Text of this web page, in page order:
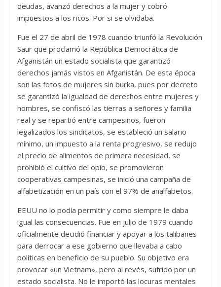
deudas, avanzó derechos a la mujer y cobró
impuestos a los ricos. Por si se olvidaba.
Fue el 27 de abril de 1978 cuando triunfó la Revolución
Saur que proclamó la República Democrática de
Afganistán un estado socialista que garantizó
derechos jamás vistos en Afganistán. De esta época
son las fotos de mujeres sin burka, pues por decreto
se garantizó la igualdad de derechos entre mujeres y
hombres, se confiscó las tierras a señores y familia
real y se repartió entre campesinos, fueron
legalizados los sindicatos, se estableció un salario
mínimo, un impuesto a la renta progresivo, se redujo
el precio de alimentos de primera necesidad, se
prohibió el cultivo del opio, se promovieron
cooperativas campesinas, se inició una campaña de
alfabetización en un país con el 97% de analfabetos.
EEUU no lo podía permitir y como siempre le daba
igual las consecuencias. Fue en julio de 1979 cuando
oficialmente decidió financiar y apoyar a los talibanes
para derrocar a ese gobierno que llevaba a cabo
políticas en beneficio de su pueblo. Su objetivo era
provocar «un Vietnam», pero al revés, sufrido por un
estado socialista. No le importó las locuras mentales